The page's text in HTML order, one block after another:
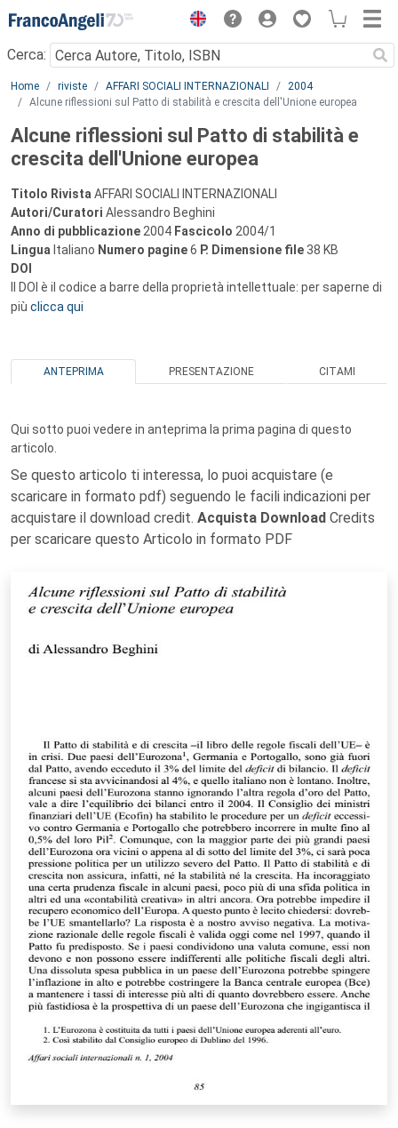
Menu
Cerca:
Main content
Home riviste AFFARI SOCIALI INTERNAZIONALI
2004
Alcune riflessioni sul Patto di stabilità e crescita dell'Unione europea
Alcune riflessioni sul Patto di stabilità e
crescita dell'Unione europea
Titolo Rivista AFFARI SOCIALI INTERNAZIONALI
Autori/Curatori Alessandro Beghini
Anno di pubblicazione 2004 Fascicolo 2004/1
Lingua Italiano Numero pagine6 P. Dimensione file 38 KB
DOI
Il DOI è il codice a barre della proprietà intellettuale: per saperne di
più clicca qui
ANTEPRIMA PRESENTAZIONE CITAMI
Qui sotto puoi vedere in anteprima la prima pagina di questo
articolo.
Se questo articolo ti interessa, lo puoi acquistare (e
scaricare in formato pdf) seguendo le facili indicazioni per
acquistare il download credit. Acquista Download Credits
per scaricare questo Articolo in formato PDF